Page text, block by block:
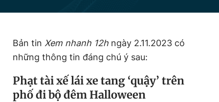
Theo dõi báo trên
Hotline
0906 645 777
Liên hệ quảng cáo
0908 780 404
Bản tin Xem nhanh 12h ngày 2.11.2023 có
những thông tin đáng chú ý sau:
Phạt tài xế lái xe tang ‘quậy’ trên
phố đi bộ đêm Halloween